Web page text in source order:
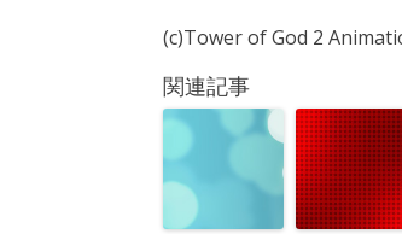
(c)Tower of God 2
関連記事